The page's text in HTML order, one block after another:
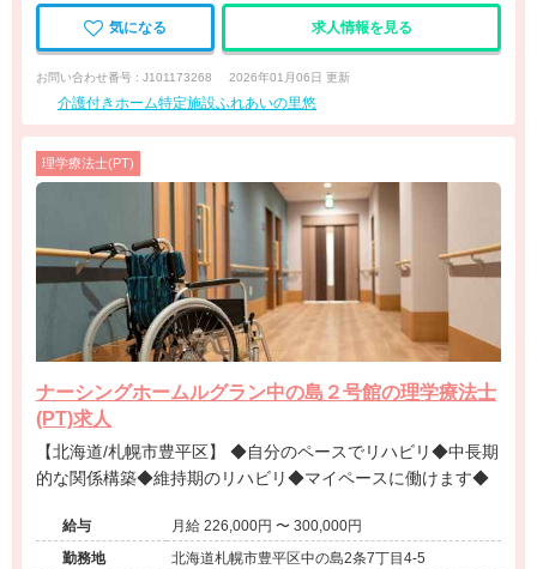
気になる 求人情報を見る
お問い合わせ番号 : J101173268 2026年01月06日 更新
介護付きホーム特定施設ふれあいの里悠
理学療法士(PT)
ナーシングホームルグラン中の島２号館の理学療法士
(PT)求人
【北海道/札幌市豊平区】 ◆自分のペースでリハビリ◆中長期
的な関係構築◆維持期のリハビリ◆マイペースに働けます◆
給与
月給 226,000円 〜 300,000円
勤務地
北海道札幌市豊平区中の島2条7丁目4-5